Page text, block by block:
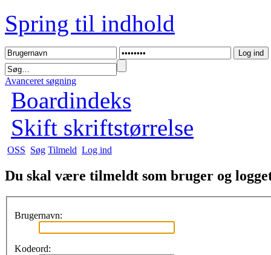
Spring til indhold
Avanceret søgning
Boardindeks
Skift skriftstørrelse
OSS Søg Tilmeld Log ind
Du skal være tilmeldt som bruger og
Brugernavn:
Kodeord: